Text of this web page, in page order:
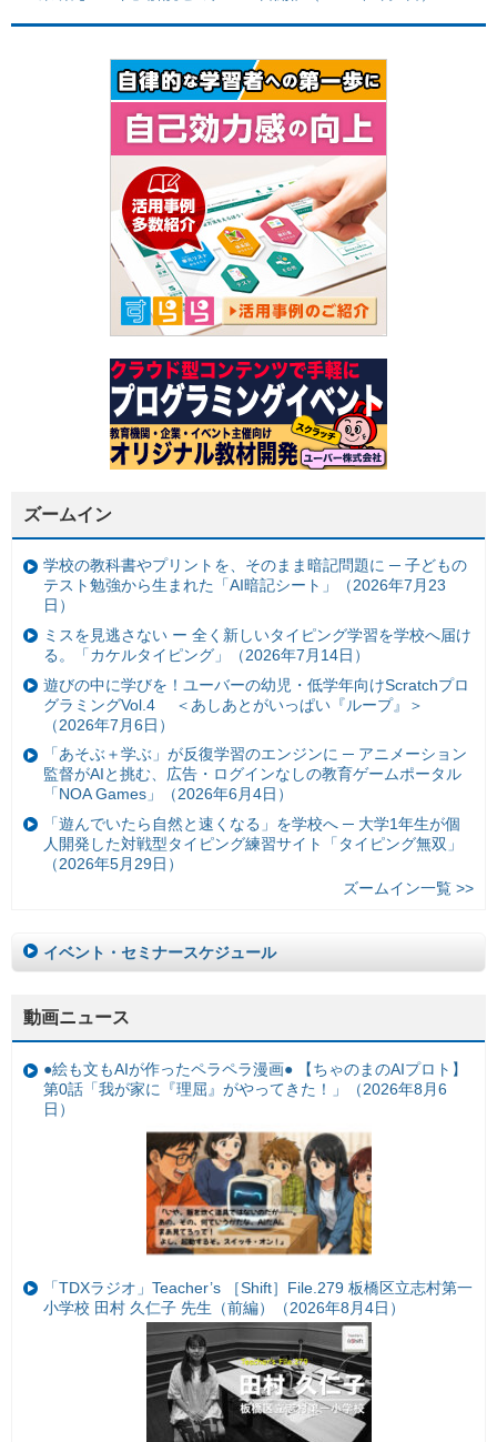
ズームイン
学校の教科書やプリントを、そのまま暗記問題に ─ 子どもの
テスト勉強から生まれた「AI暗記シート」（2026年7月23
日）
ミスを見逃さない ー 全く新しいタイピング学習を学校へ届け
る。「カケルタイピング」（2026年7月14日）
遊びの中に学びを！ユーバーの幼児・低学年向けScratchプロ
グラミングVol.4 ＜あしあとがいっぱい『ループ』＞
（2026年7月6日）
「あそぶ＋学ぶ」が反復学習のエンジンに ─ アニメーション
監督がAIと挑む、広告・ログインなしの教育ゲームポータル
「NOA Games」（2026年6月4日）
「遊んでいたら自然と速くなる」を学校へ ─ 大学1年生が個
人開発した対戦型タイピング練習サイト「タイピング無双」
（2026年5月29日）
ズームイン一覧 >>
イベント・セミナースケジュール
動画ニュース
●絵も文もAIが作ったペラペラ漫画● 【ちゃのまのAIプロト】
第0話「我が家に『理屈』がやってきた！」（2026年8月6
日）
「TDXラジオ」Teacher’s ［Shift］File.279 板橋区立志村第一
小学校 田村 久仁子 先生（前編）（2026年8月4日）